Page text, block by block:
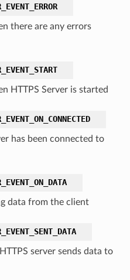
there are any errors
HTTPS Server is started
has been connected to
data from the client
server sends data to